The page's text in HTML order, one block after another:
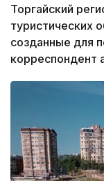
Торгайский
туристических
созданные для
корреспондент